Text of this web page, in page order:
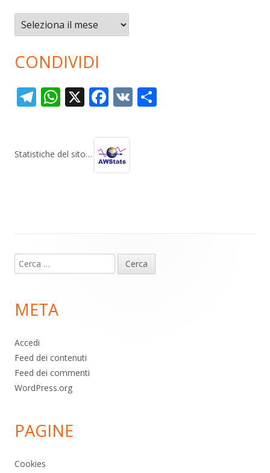
Archivi
CONDIVIDI
T
gr
W
s
X F
b
V
Statistiche del sito…
piè
pagina
Ricerca
per:
META
Accedi
Feed dei contenuti
Feed dei commenti
WordPress.org
PAGINE
Cookies